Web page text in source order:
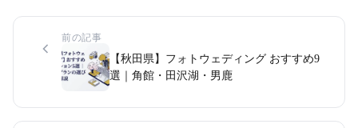
前の記事
【秋田県】フォトウェディング おすすめ9
選｜角館・田沢湖・男鹿